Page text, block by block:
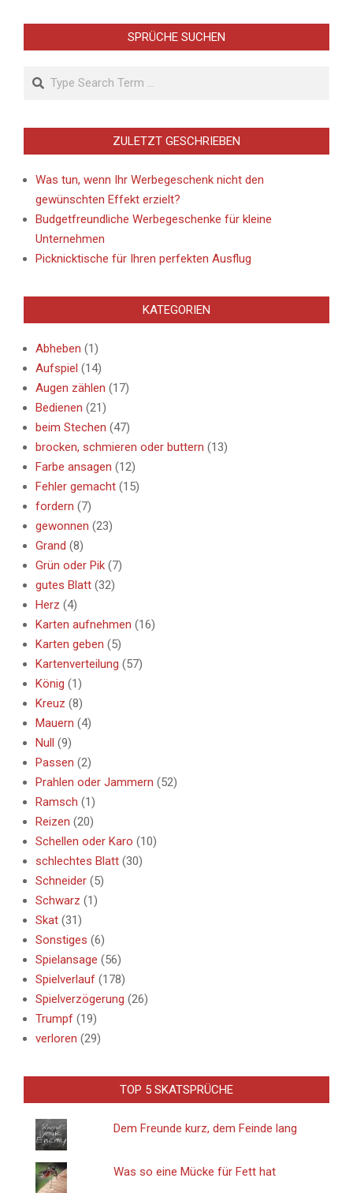
SPRÜCHE SUCHEN
Search
ZULETZT GESCHRIEBEN
Was tun, wenn Ihr Werbegeschenk nicht den
gewünschten Effekt erzielt?
Budgetfreundliche Werbegeschenke für kleine
Unternehmen
Picknicktische für Ihren perfekten Ausflug
KATEGORIEN
Abheben (1)
Aufspiel (14)
Augen zählen (17)
Bedienen (21)
beim Stechen (47)
brocken, schmieren oder buttern (13)
Farbe ansagen (12)
Fehler gemacht (15)
fordern (7)
gewonnen (23)
Grand (8)
Grün oder Pik (7)
gutes Blatt (32)
Herz (4)
Karten aufnehmen (16)
Karten geben (5)
Kartenverteilung (57)
König (1)
Kreuz (8)
Mauern (4)
Null (9)
Passen (2)
Prahlen oder Jammern (52)
Ramsch (1)
Reizen (20)
Schellen oder Karo (10)
schlechtes Blatt (30)
Schneider (5)
Schwarz (1)
Skat (31)
Sonstiges (6)
Spielansage (56)
Spielverlauf (178)
Spielverzögerung (26)
Trumpf (19)
verloren (29)
TOP 5 SKATSPRÜCHE
Dem Freunde kurz, dem Feinde lang
Was so eine Mücke für Fett hat